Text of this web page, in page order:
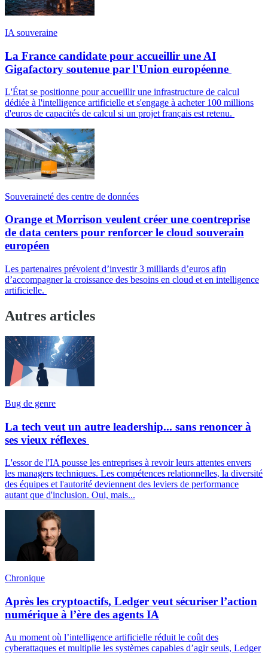
IA souveraine
La France candidate pour accueillir une AI
Gigafactory soutenue par l'Union européenne
L'État se positionne pour accueillir une infrastructure de calcul
dédiée à l'intelligence artificielle et s'engage à acheter 100 millions
d'euros de capacités de calcul si un projet français est retenu.
Souveraineté des centre de données
Orange et Morrison veulent créer une coentreprise
de data centers pour renforcer le cloud souverain
européen
Les partenaires prévoient d’investir 3 milliards d’euros afin
d’accompagner la croissance des besoins en cloud et en intelligence
artificielle.
Autres articles
Bug de genre
La tech veut un autre leadership... sans renoncer à
ses vieux réflexes
L'essor de l'IA pousse les entreprises à revoir leurs attentes envers
les managers techniques. Les compétences relationnelles, la diversité
des équipes et l'autorité deviennent des leviers de performance
autant que d'inclusion. Oui, mais...
Chronique
Après les cryptoactifs, Ledger veut sécuriser l’action
numérique à l’ère des agents IA
Au moment où l’intelligence artificielle réduit le coût des
cyberattaques et multiplie les systèmes capables d’agir seuls, Ledger